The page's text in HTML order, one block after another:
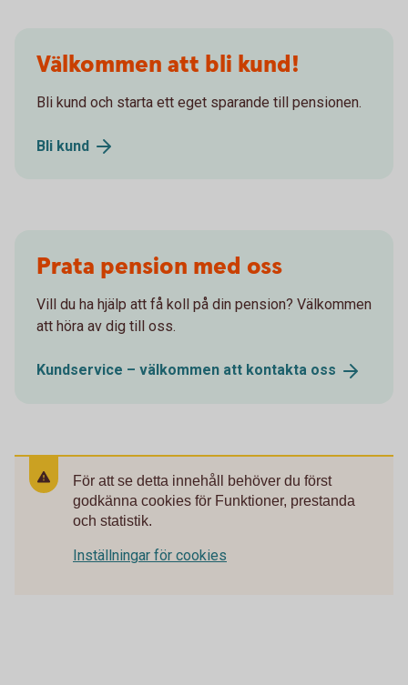
Välkommen att bli kund!
Bli kund och starta ett eget sparande till pensionen.
Bli kund
Prata pension med oss
Vill du ha hjälp att få koll på din pension? Välkommen
att höra av dig till oss.
Kundservice – välkommen att kontakta oss
För att se detta innehåll behöver du först
godkänna cookies för Funktioner, prestanda
och statistik.
Inställningar för cookies